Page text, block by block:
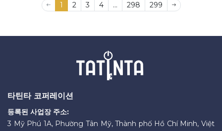
1 2 3 4 ... 298 299
타틴타 코퍼레이션
등록된 사업장 주소:
3 Mỹ Phú 1A, Phường Tân Mỹ, Thành phố Hồ Chí Minh, Việt